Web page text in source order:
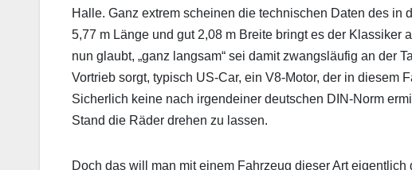
Halle. Ganz extrem scheinen die technischen Daten des in
5,77 m Länge und gut 2,08 m Breite bringt es der Klassiker
nun glaubt, „ganz langsam“ sei damit zwangsläufig an der
Vortrieb sorgt, typisch US-Car, ein V8-Motor, der in diesem
Sicherlich keine nach irgendeiner deutschen DIN-Norm
Stand die Räder drehen zu lassen.
Doch das will man mit einem Fahrzeug dieser Art